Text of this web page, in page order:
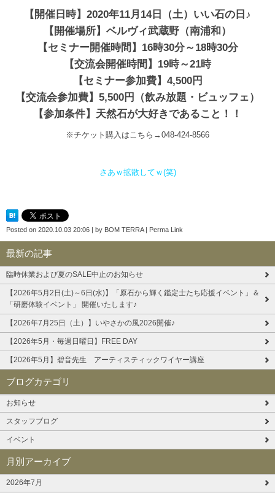
【開催日時】2020年11月14日（土）いい石の日♪
【開催場所】ベルヴィ武蔵野（南浦和）
【セミナー開催時間】16時30分～18時30分
【交流会開催時間】19時～21時
【セミナー参加費】4,500円
【交流会参加費】5,500円（飲み放題・ビュッフェ）
【参加条件】天然石が大好きであること！！
※チケット購入はこちら→048-424-8566
さあｗ拡散してｗ(笑)
Posted on 2020.10.03 20:06 | by BOM TERRA| Perma Link
最新の記事
臨時休業および夏のSALE中止のお知らせ
【2026年5月2日(土)～6日(水)】「原石から輝く鑑定士たち応援イベント」＆
「研磨体験イベント」 開催いたします♪
【2026年7月25日（土）】いやさかの風2026開催♪
【2026年5月・毎週日曜日】FREE DAY
【2026年5月】碧音先生 アーティスティックワイヤー講座
ブログカテゴリ
お知らせ
スタッフブログ
イベント
月別アーカイブ
2026年7月